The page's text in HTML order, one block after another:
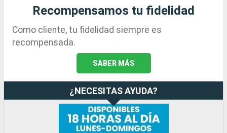
Recompensamos tu fidelidad
Como cliente, tu fidelidad siempre es
recompensada.
SABER MÁS
¿NECESITAS AYUDA?